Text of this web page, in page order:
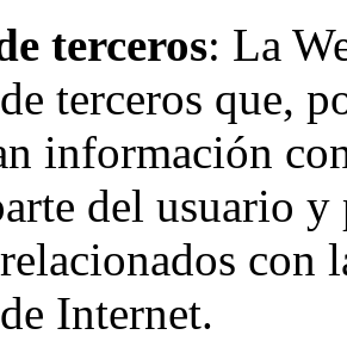
terceros: La
terceros que,
información
del usuario
con
Internet.